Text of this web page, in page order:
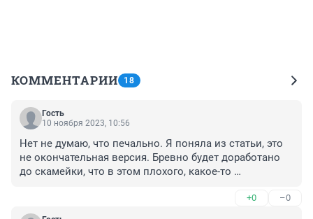
КОММЕНТАРИИ 18
Гость
10 ноября 2023, 10:56
Нет не думаю, что печально. Я поняла из статьи, это
не окончательная версия. Бревно будет доработано
до скамейки, что в этом плохого, какое-то
+0 –0